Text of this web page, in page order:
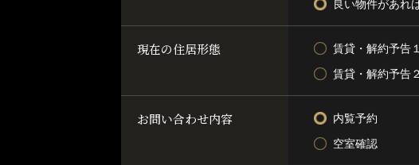
良い物件があれ
現在の住居形態 賃貸・解約予告
賃貸・解約予告
お問い合わせ内容 内覧予約
空室確認